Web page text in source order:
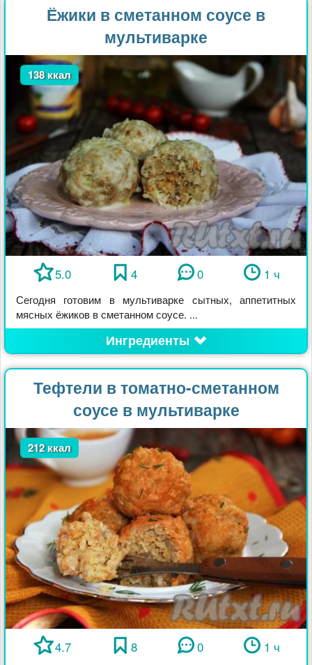
Ёжики в сметанном соусе в
мультиварке
138 ккал
5.0 4 0 1 ч
Сегодня готовим в мультиварке сытных, аппетитных
мясных ёжиков в сметанном соусе. ...
Ингредиенты
Тефтели в томатно-сметанном
соусе в мультиварке
212 ккал
4.7 8 0 1 ч